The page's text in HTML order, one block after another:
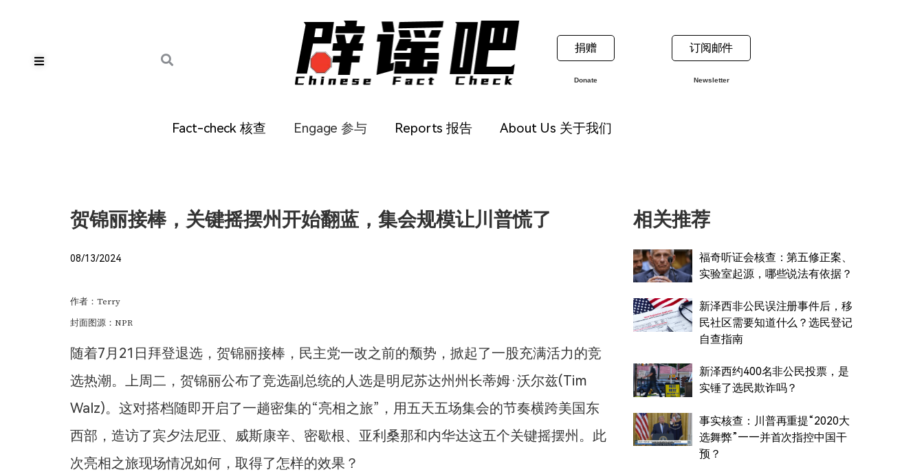
捐赠
Donate
订阅邮件
Newsletter
Fact-check 核查 Engage 参与 Reports 报告 About Us 关于我们
贺锦丽接棒，关键摇摆州开始翻蓝，集会规模让川普慌了
08/13/2024
作者：Terry
封面图源：NPR
随着7月21日拜登退选，贺锦丽接棒，民主党一改之前的颓势，掀起了一股充满活力的竞
选热潮。上周二，贺锦丽公布了竞选副总统的人选是明尼苏达州州长蒂姆·沃尔兹(Tim
Walz)。这对搭档随即开启了一趟密集的“亮相之旅”，用五天五场集会的节奏横跨美国东
西部，造访了宾夕法尼亚、威斯康辛、密歇根、亚利桑那和内华达这五个关键摇摆州。此
次亮相之旅现场情况如何，取得了怎样的效果？
相关推荐
福奇听证会核查：第五修正案、
实验室起源，哪些说法有依据？
新泽西非公民误注册事件后，移
民社区需要知道什么？选民登记
自查指南
新泽西约400名非公民投票，是
实锤了选民欺诈吗？
事实核查：川普再重提“2020大
选舞弊”——并首次指控中国干
预？